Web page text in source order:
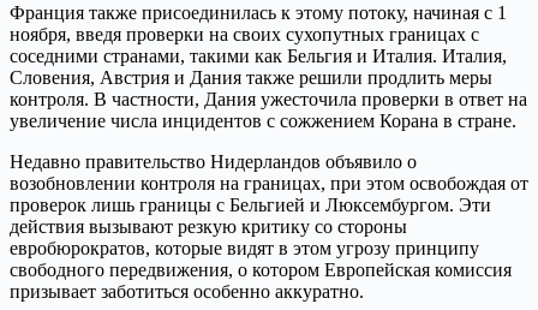
Франция также присоединилась к этому потоку, начиная с 1
ноября, введя проверки на своих сухопутных границах с
соседними странами, такими как Бельгия и Италия. Италия,
Словения, Австрия и Дания также решили продлить меры
контроля. В частности, Дания ужесточила проверки в ответ на
увеличение числа инцидентов с сожжением Корана в стране.
Недавно правительство Нидерландов объявило о
возобновлении контроля на границах, при этом освобождая от
проверок лишь границы с Бельгией и Люксембургом. Эти
действия вызывают резкую критику со стороны
евробюрократов, которые видят в этом угрозу принципу
свободного передвижения, о котором Европейская комиссия
призывает заботиться особенно аккуратно.